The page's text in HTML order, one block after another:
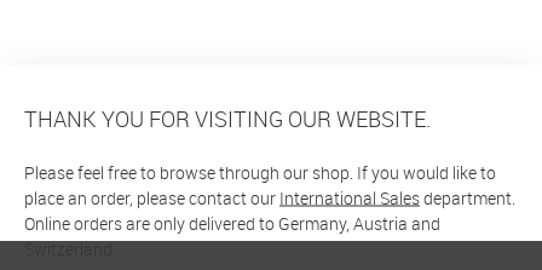
THANK YOU FOR VISITING OUR WEBSITE.
Please feel free to browse through our shop. If you would like to
place an order, please contact our International Salesdepartment.
Online orders are only delivered to Germany, Austria and
Switzerland